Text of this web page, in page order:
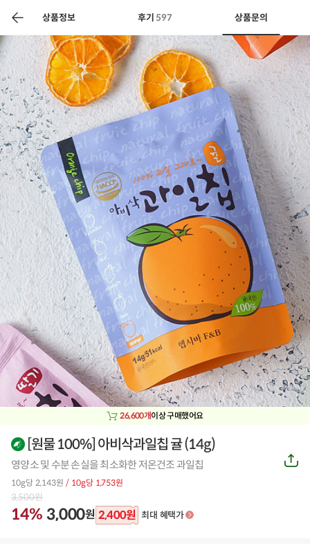
상품정보 후기 597 상품문의
공인 농축산물할인 찬들마루 주문/배송 고객센터
26,600개이상 구매했어요
비
건
상
품
[원물 100%] 아비삭과일칩 귤 (14g)
영양소 및 수분 손실을 최소화한 저온건조 과일칩
10g당 2,143원 / 10g당 1,753원
3,500원
14% 3,000원 2,400원 최대 혜택가
공
유